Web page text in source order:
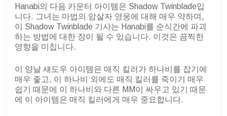
Hanabi의 다음 카운터 아이템은 Shadow Twinblade입
니다. 그녀는 마법의 암살자 영웅에 대해 매우 약하며,
이 Shadow Twinblade 기사는 Hanabi를 순식간에 파괴
하는 방법에 대한 장이 될 수 있습니다. 이것은 끔찍한
영향을 미칩니다.
이 양날 섀도우 아이템은 매직 킬러가 하나비를 잡기에
매우 좋고, 이 하나비 외에도 매직 킬러를 죽이기 매우
쉽기 때문에 이 하나비와 다른 MM이 싸우고 있기 때문
에 이 아이템은 매직 킬러에게 매우 중요합니다.